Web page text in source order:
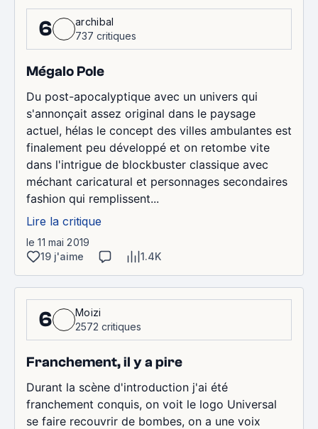
6
archibal
737 critiques
Mégalo Pole
Du post-apocalyptique avec un univers qui
s'annonçait assez original dans le paysage
actuel, hélas le concept des villes ambulantes est
finalement peu développé et on retombe vite
dans l'intrigue de blockbuster classique avec
méchant caricatural et personnages secondaires
fashion qui remplissent...
Lire la critique
le 11 mai 2019
19 j'aime
1.4K
6
Moizi
2572 critiques
Franchement, il y a pire
Durant la scène d'introduction j'ai été
franchement conquis, on voit le logo Universal
se faire recouvrir de bombes, on a une voix